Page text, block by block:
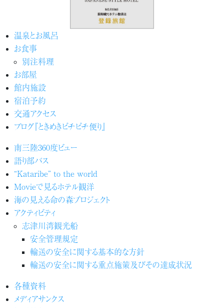
温泉とお風呂
お食事
別注料理
お部屋
館内施設
宿泊予約
交通アクセス
ブログ『ときめきピチピチ便り』
南三陸360度ビュー
語り部バス
“Kataribe” to the world
Movieで見るホテル観洋
海の見える命の森プロジェクト
アクティビティ
志津川湾観光船
安全管理規定
輸送の安全に関する基本的な方針
輸送の安全に関する重点施策及びその達成状況
各種資料
メディアサンクス